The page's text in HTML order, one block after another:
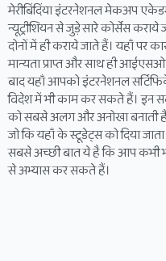
मेरीबिंदिंया इंटरनेशनल मेकअप
न्यूट्रीशियन से जुड़े सारे कोर्सेस कराये
दोनों में ही कराये जाते हैं। यहाँ पर
मान्यता प्राप्त और साथ ही आईएसओ
बाद यहाँ आपको इंटरनेशनल
विदेश में भी काम कर सकते हैं। इन
को सबसे अलग और अनोखा बनाती है,
जो कि यहाँ के स्टूडेट्स को दिया
सबसे अच्छी बात ये है कि आप कभी
से अभ्यास कर सकते हैं।